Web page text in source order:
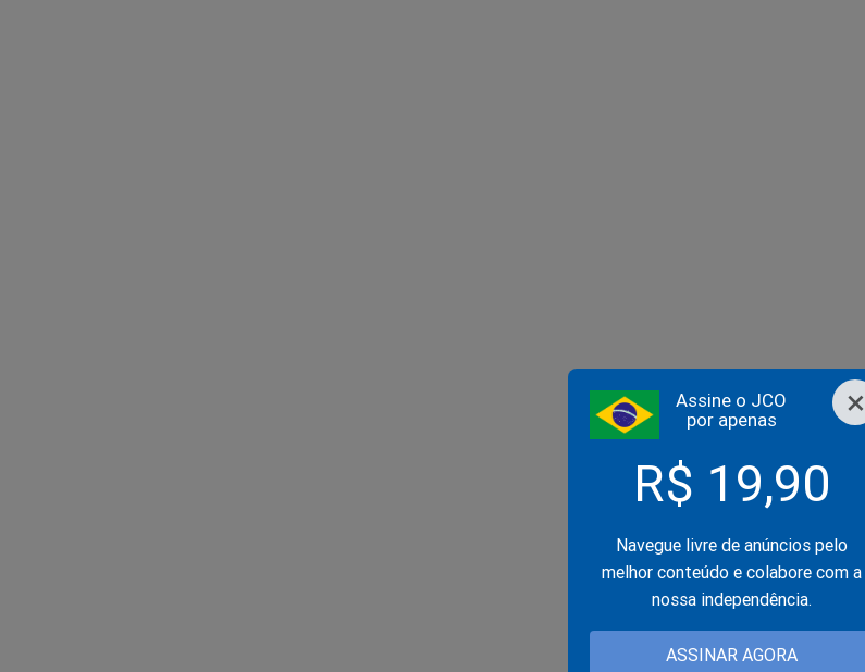
×
Assine o JCO
por apenas
R$ 19,90
Navegue livre de anúncios pelo
melhor conteúdo e colabore com a
nossa independência.
ASSINAR AGORA